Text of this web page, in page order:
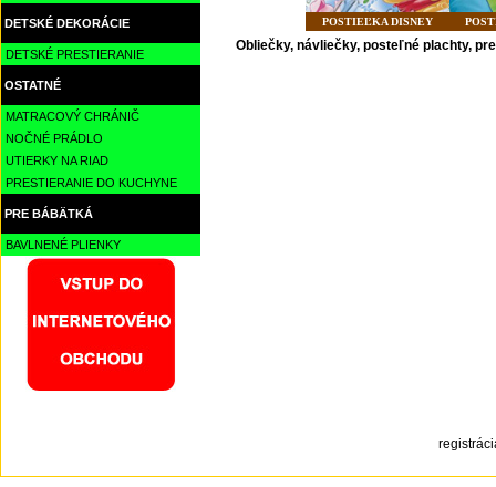
DETSKÉ DEKORÁCIE
DETSKÉ PRESTIERANIE
OSTATNÉ
MATRACOVÝ CHRÁNIČ
NOČNÉ PRÁDLO
UTIERKY NA RIAD
PRESTIERANIE DO KUCHYNE
PRE BÁBÄTKÁ
BAVLNENÉ PLIENKY
POSTIEĽKA DISNEY
Obliečky, návliečky, posteľné plachty,